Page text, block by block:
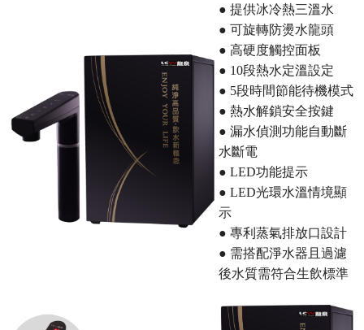
● 提供冰冷熱三溫水
● 可旋轉防燙水龍頭
● 高硬度觸控面板
● 10段熱水定溫設定
● 5段時間節能待機模式
● 熱水解鎖安全按鍵
● 漏水偵測功能自動斷
水斷電
● LED功能提示
● LED光環水溫情境顯
示
● 專利蒸氣排放口設計
● 需搭配淨水器 且過濾
後水質需符合生飲標準